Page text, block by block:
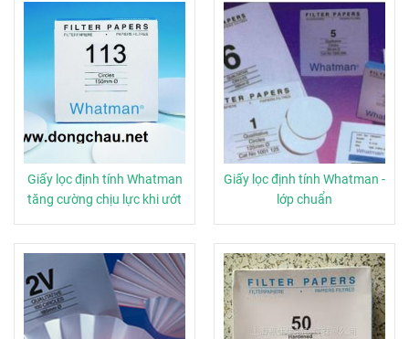
Giấy lọc định tính Whatman
tăng cường chịu lực khi ướt
Giấy lọc định tính Whatman -
lớp chuẩn